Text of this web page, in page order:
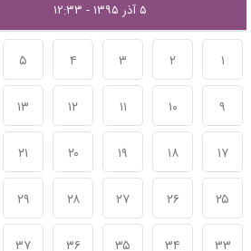
۵ آذر ۱۳۹۵ - ۱۲:۳۳
۱ ۲ ۳ ۴ ۵
۹ ۱۰ ۱۱ ۱۲ ۱۳
۱۷ ۱۸ ۱۹ ۲۰ ۲۱
۲۵ ۲۶ ۲۷ ۲۸ ۲۹
۳۳ ۳۴ ۳۵ ۳۶ ۳۷